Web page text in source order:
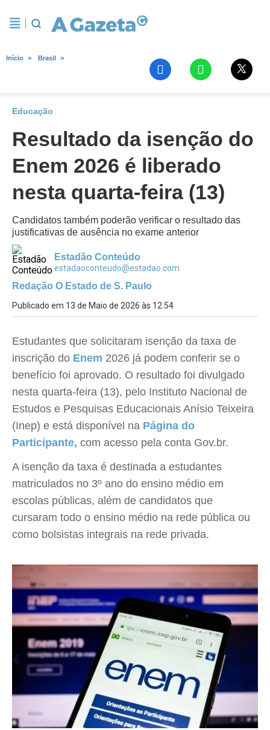
Início Brasil
Educação
Resultado da isenção do
Enem 2026 é liberado
nesta quarta-feira (13)
Candidatos também poderão verificar o resultado das
justificativas de ausência no exame anterior
Estadão Conteúdo
estadaoconteudo@estadao.com
Redação O Estado de S. Paulo
Publicado em 13 de Maio de 2026 às 12:54
Estudantes que solicitaram isenção da taxa de
inscrição do Enem 2026 já podem conferir se o
benefício foi aprovado. O resultado foi divulgado
nesta quarta-feira (13), pelo Instituto Nacional de
Estudos e Pesquisas Educacionais Anísio Teixeira
(Inep) e está disponível na Página do
Participante, com acesso pela conta Gov.br.
A isenção da taxa é destinada a estudantes
matriculados no 3º ano do ensino médio em
escolas públicas, além de candidatos que
cursaram todo o ensino médio na rede pública ou
como bolsistas integrais na rede privada.